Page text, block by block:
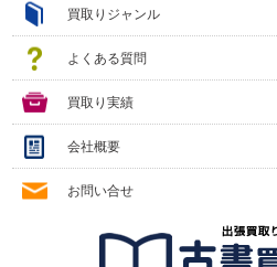
買取りジャンル
よくある質問
買取り実績
会社概要
お問い合せ